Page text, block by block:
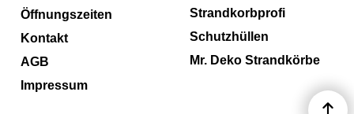
Strandkorbprofi
Schutzhüllen
Mr. Deko Strandkörbe
Öffnungszeiten
Kontakt
AGB
Impressum